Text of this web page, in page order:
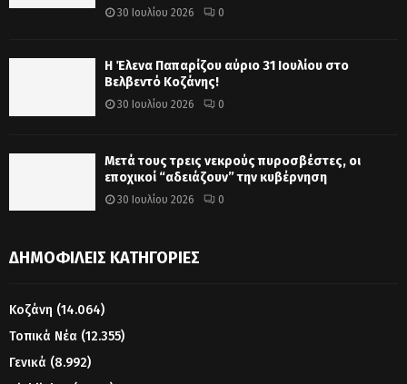
30 Ιουλίου 2026 0
Η Έλενα Παπαρίζου αύριο 31 Ιουλίου στο
Βελβεντό Κοζάνης!
30 Ιουλίου 2026 0
Μετά τους τρεις νεκρούς πυροσβέστες, οι
εποχικοί “αδειάζουν” την κυβέρνηση
30 Ιουλίου 2026 0
ΔΗΜΟΦΙΛΕΊΣ ΚΑΤΗΓΟΡΊΕΣ
Κοζάνη (14.064)
Τοπικά Νέα (12.355)
Γενικά (8.992)